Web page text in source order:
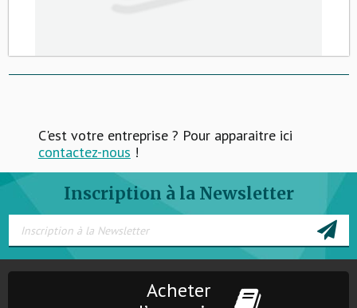
C'est votre entreprise ? Pour apparaitre ici
contactez-nous !
Inscription à la Newsletter
Acheter